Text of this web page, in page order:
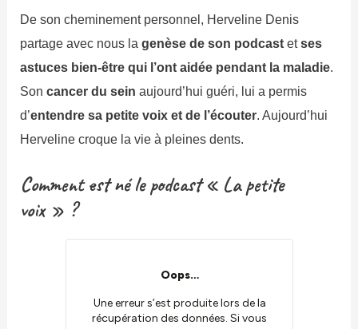
De son cheminement personnel, Herveline Denis
partage avec nous la genèse de son podcastetses
astuces bien-être qui l’ont aidée pendant la maladie.
Soncancer du sein aujourd’hui guéri, lui a permis
d’entendre sa petite voix et de l’écouter. Aujourd’hui
Herveline croque la vie à pleines dents.
Comment est né le podcast « La petite
voix » ?